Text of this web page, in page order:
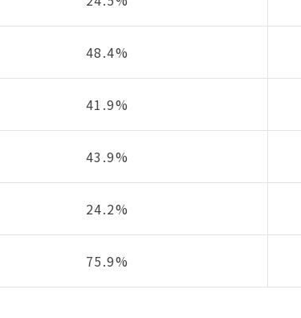
48.4%
41.9%
43.9%
24.2%
75.9%